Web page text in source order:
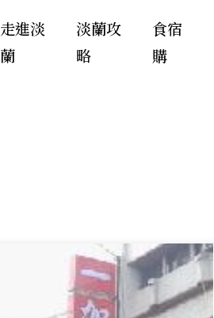
走進淡
蘭
淡蘭攻
略
食宿
購